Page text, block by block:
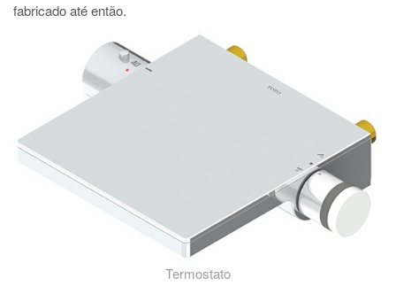
MAGMA América do Sul, Brasil
MAGMA Turquia
TR
MAGMA China
fabricado até então.
Termostato